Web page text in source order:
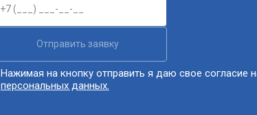
Отправить заявку
Нажимая на кнопку отправить я даю свое согласие
персональных данных.